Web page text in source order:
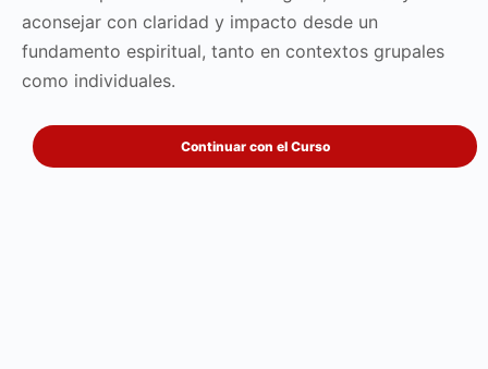
aconsejar con claridad y impacto desde un
fundamento espiritual, tanto en contextos grupales
como individuales.
Continuar con el Curso